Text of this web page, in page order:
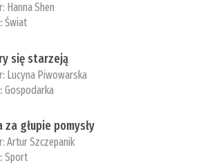
­Hanna Shen
Świat
się starzeją
Lucyna Piwowarska
Gospodarka
za głupie pomysły
Artur Szczepanik
Sport